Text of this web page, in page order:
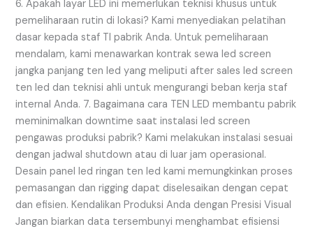
6. Apakah layar LED ini memerlukan teknisi khusus untuk
pemeliharaan rutin di lokasi? Kami menyediakan pelatihan
dasar kepada staf TI pabrik Anda. Untuk pemeliharaan
mendalam, kami menawarkan kontrak sewa led screen
jangka panjang ten led yang meliputi after sales led screen
ten led dan teknisi ahli untuk mengurangi beban kerja staf
internal Anda. 7. Bagaimana cara TEN LED membantu pabrik
meminimalkan downtime saat instalasi led screen
pengawas produksi pabrik? Kami melakukan instalasi sesuai
dengan jadwal shutdown atau di luar jam operasional.
Desain panel led ringan ten led kami memungkinkan proses
pemasangan dan rigging dapat diselesaikan dengan cepat
dan efisien. Kendalikan Produksi Anda dengan Presisi Visual
Jangan biarkan data tersembunyi menghambat efisiensi